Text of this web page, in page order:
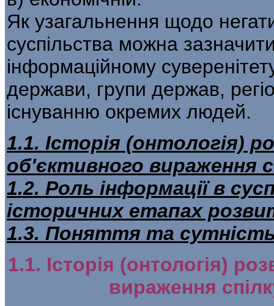
Як узагальнення щодо
суспільства можна
інформаційному
держави, групи держав,
існуванню окремих людей.
1.1. Історія (онтологія)
об'єктивного вираження
1.2. Роль інформації в
історичних етапах
1.3. Поняття та сутність
1.1. Історія (онтологія)
вираження